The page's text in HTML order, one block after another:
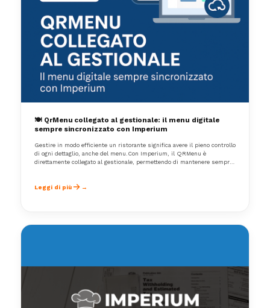
🍽️ QrMenu collegato al gestionale: il menu digitale
sempre sincronizzato con Imperium
Gestire in modo efficiente un ristorante significa avere il pieno controllo
di ogni dettaglio, anche del menu.Con Imperium, il QRMenu è
direttamente collegato al gestionale, permettendo di mantenere sempre
Leggi di più